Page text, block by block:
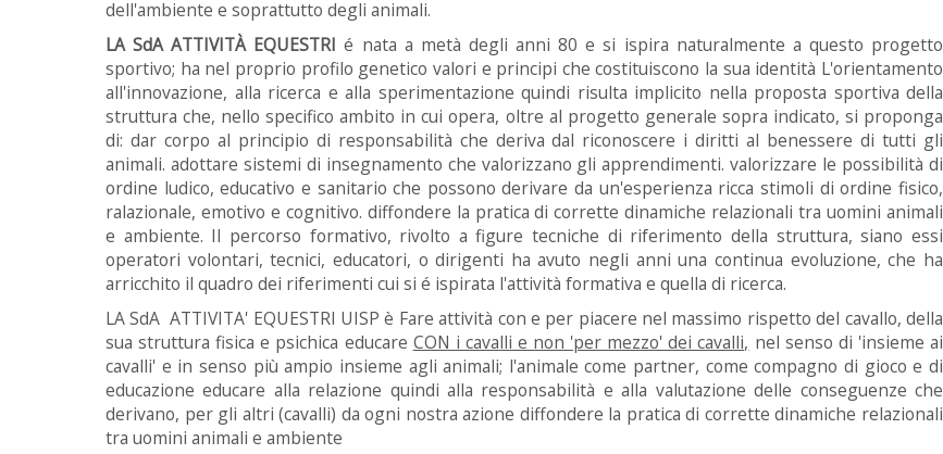
dell'ambiente e soprattutto degli animali.
LA SdA ATTIVITÀ EQUESTRI é nata a metà degli anni 80 e si ispira naturalmente a questo progetto
sportivo; ha nel proprio profilo genetico valori e principi che costituiscono la sua identità L'orientamento
all'innovazione, alla ricerca e alla sperimentazione quindi risulta implicito nella proposta sportiva della
struttura che, nello specifico ambito in cui opera, oltre al progetto generale sopra indicato, si proponga
di: dar corpo al principio di responsabilità che deriva dal riconoscere i diritti al benessere di tutti gli
animali. adottare sistemi di insegnamento che valorizzano gli apprendimenti. valorizzare le possibilità di
ordine ludico, educativo e sanitario che possono derivare da un'esperienza ricca stimoli di ordine fisico,
ralazionale, emotivo e cognitivo. diffondere la pratica di corrette dinamiche relazionali tra uomini animali
e ambiente. Il percorso formativo, rivolto a figure tecniche di riferimento della struttura, siano essi
operatori volontari, tecnici, educatori, o dirigenti ha avuto negli anni una continua evoluzione, che ha
arricchito il quadro dei riferimenti cui si é ispirata l'attività formativa e quella di ricerca.
LA SdA ATTIVITA' EQUESTRI UISP è Fare attività con e per piacere nel massimo rispetto del cavallo, della
sua struttura fisica e psichica educare CON i cavalli e non 'per mezzo' dei cavalli, nel senso di 'insieme ai
cavalli' e in senso più ampio insieme agli animali; l'animale come partner, come compagno di gioco e di
educazione educare alla relazione quindi alla responsabilità e alla valutazione delle conseguenze che
derivano, per gli altri (cavalli) da ogni nostra azione diffondere la pratica di corrette dinamiche relazionali
tra uomini animali e ambiente